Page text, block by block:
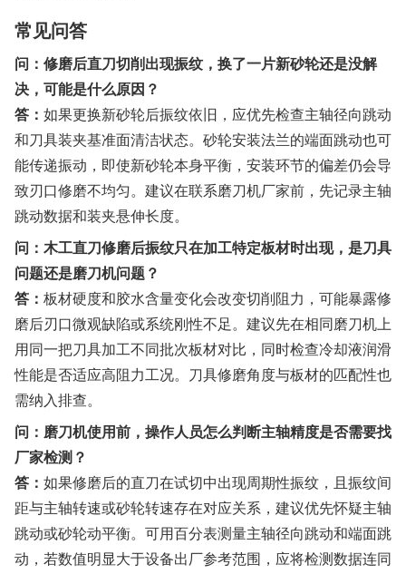
常见问答
问：修磨后直刀切削出现振纹，换了一片新砂轮还是没解
决，可能是什么原因？
答： 如果更换新砂轮后振纹依旧，应优先检查主轴径向跳动
和刀具装夹基准面清洁状态。砂轮安装法兰的端面跳动也可
能传递振动，即使新砂轮本身平衡，安装环节的偏差仍会导
致刃口修磨不均匀。建议在联系磨刀机厂家前，先记录主轴
跳动数据和装夹悬伸长度。
问：木工直刀修磨后振纹只在加工特定板材时出现，是刀具
问题还是磨刀机问题？
答： 板材硬度和胶水含量变化会改变切削阻力，可能暴露修
磨后刃口微观缺陷或系统刚性不足。建议先在相同磨刀机上
用同一把刀具加工不同批次板材对比，同时检查冷却液润滑
性能是否适应高阻力工况。刀具修磨角度与板材的匹配性也
需纳入排查。
问：磨刀机使用前，操作人员怎么判断主轴精度是否需要找
厂家检测？
答： 如果修磨后的直刀在试切中出现周期性振纹，且振纹间
距与主轴转速或砂轮转速存在对应关系，建议优先怀疑主轴
跳动或砂轮动平衡。可用百分表测量主轴径向跳动和端面跳
动，若数值明显大于设备出厂参考范围，应将检测数据连同